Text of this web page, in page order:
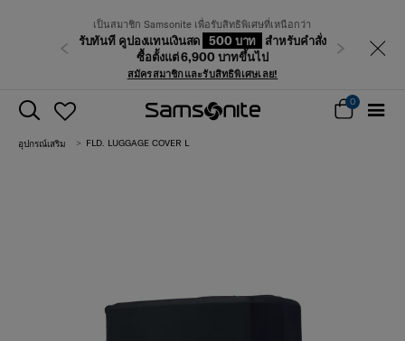
เป็นสมาชิก Samsonite เพื่อรับสิทธิพิเศษที่เหนือกว่า
รับทันที คูปองแทนเงินสด 500 บาท
สำหรับคำสั่ง
ซื้อตั้งแต่ 6,900 บาทขึ้นไป
สมัครสมาชิกและรับสิทธิพิเศษเลย!
ก่อนหน้า ถัดไป
0
อุปกรณ์เสริม FLD. LUGGAGE COVER L